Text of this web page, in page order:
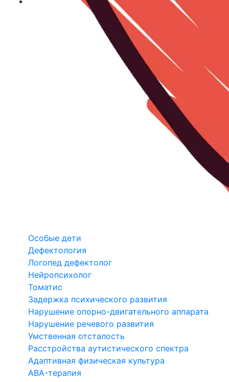
Особые дети
Дефектология
Логопед дефектолог
Нейропсихолог
Томатис
Задержка психического развития
Нарушение опорно-двигательного аппарата
Нарушение речевого развития
Умственная отсталость
Расстройства аутистического спектра
Адаптивная физическая культура
ABA-терапия